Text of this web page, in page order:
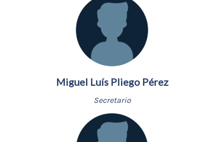
Miguel Luís Pliego Pérez
Secretario